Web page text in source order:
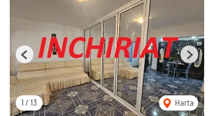
1 / 13 Harta
Previous Next